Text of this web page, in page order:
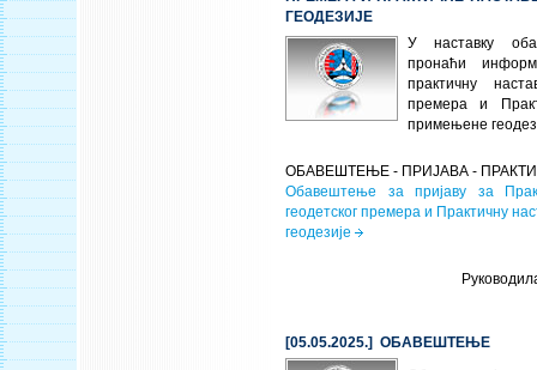
ГЕОДЕЗИЈЕ
У наставку
пронаћи
практичну
премера и
примењене
ОБАВЕШТЕЊЕ - ПРИЈАВА -
Обавештење за пријаву за
геодетског премера и Практичну
геодезије
[05.05.2025.] ОБАВЕШТЕЊЕ